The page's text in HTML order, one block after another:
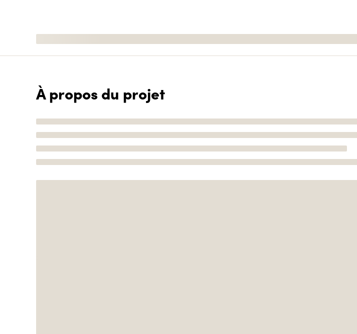
À propos du projet